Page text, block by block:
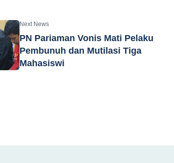
Next News
PN Pariaman Vonis Mati Pelaku
Pembunuh dan Mutilasi Tiga
Mahasiswi